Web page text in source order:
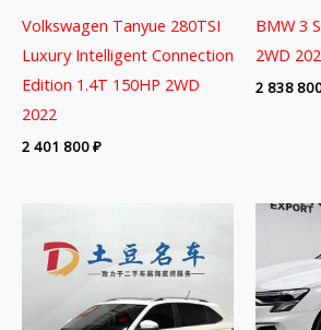
Volkswagen Tanyue 280TSI
Luxury Intelligent Connection
Edition 1.4T 150HP 2WD
2022
2 401 800₽
BMW 3
2WD
2 838